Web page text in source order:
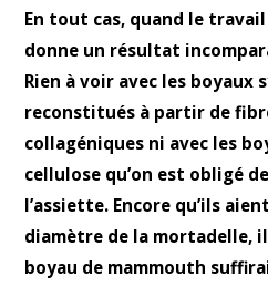
En tout cas, quand le
donne un résultat
Rien à voir avec les boyaux
reconstitués à partir de
collagéniques ni avec les
cellulose qu’on est obligé
l’assiette. Encore qu’ils
diamètre de la mortadelle, il
boyau de mammouth